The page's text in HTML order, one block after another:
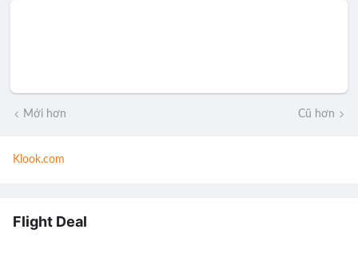
Mới hơn Cũ hơn
Klook.com
Flight Deal